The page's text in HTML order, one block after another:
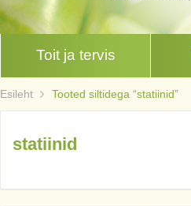
Toit ja tervis
Esileht Tooted siltidega “statiinid”
statiinid